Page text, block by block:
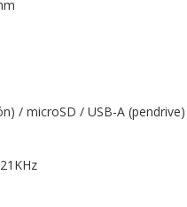
/ microSD / USB-A